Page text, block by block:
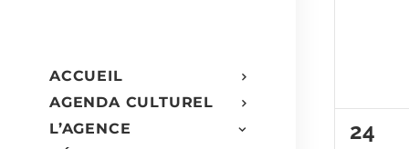
ACCUEIL
AGENDA CULTUREL
L’AGENCE
0
24